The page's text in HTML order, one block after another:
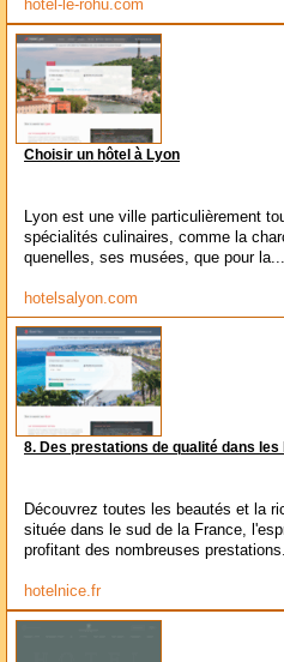
hotel-le-rohu.com
Choisir un hôtel à Lyon
Lyon est une ville particulièrement
spécialités culinaires, comme la
quenelles, ses musées, que pour la...
hotelsalyon.com
8. Des prestations de qualité dans les
Découvrez toutes les beautés et la
située dans le sud de la France,
profitant des nombreuses
hotelnice.fr